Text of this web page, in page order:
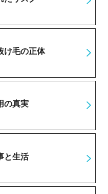
け毛の正体
の真実
と生活